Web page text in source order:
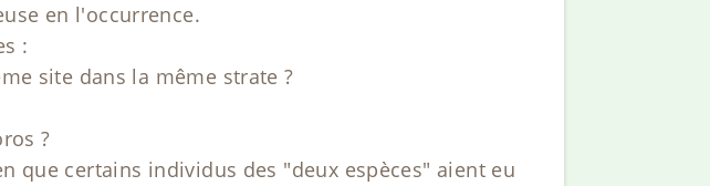
en l'occurrence.
:
site dans la même strate ?
?
que certains individus des "deux espèces" aient eu